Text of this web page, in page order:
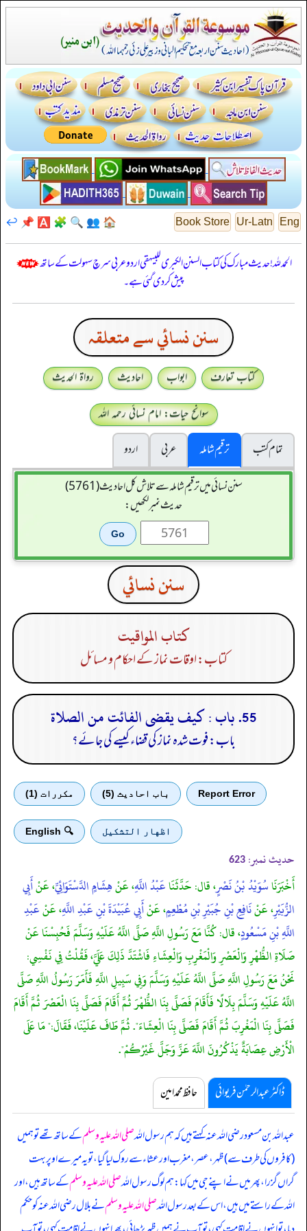
Eng
Ur-Latn
Book Store
🏠
👥
🔍
🧩
🅰️
📌
↩️
الحمدللہ! حدیث مبارک کی کتاب السنن الكبرى للبيهقي اردو عربی سرچ سہولت کے ساتھ
پیش کر دی گئی ہے۔
سنن نسائي سے متعلقہ
کتاب تعارف ابواب احادیث
رواۃ الحدیث
سوانح حیات: امام نسائی رحمہ اللہ
تمام کتب
ترقیم شاملہ عربی
اردو
سنن نسائی میں ترقیم شاملہ سے تلاش کل احادیث (5761)
حدیث نمبر لکھیں:
سنن نسائي
كتاب المواقيت
کتاب: اوقات نماز کے احکام و مسائل
55. باب : كيف يقضى الفائت من الصلاة
باب: فوت شدہ نماز کی قضاء کیسے کی جائے؟
Report Error باب احادیث (5) مكررات (1)
اظهار التشكيل 🔍 English
حدیث نمبر: 623
أَخْبَرَنَاسُوَيْدُ بْنُ نَصْرٍ، قال: حَدَّثَنَاعَبْدُ اللَّهِ، عَنْهِشَامٍ الدَّسْتَوَائِيِّ، عَنْأَبِي
الزُّبَيْرِ، عَنْنَافِعِ بْنِ جُبَيْرِ بْنِ مُطْعِمٍ، عَنْأَبِي عُبَيْدَةَ بْنِ عَبْدِ اللَّهِ، عَنْعَبْدِ
اللَّهِ بْنِ مَسْعُودٍ، قال: كُنَّا مَعَ رَسُولِ اللَّهِ صَلَّى اللَّهُ عَلَيْهِ وَسَلَّمَ فَحُبِسْنَا عَنْ
صَلَاةِ الظُّهْرِ وَالْعَصْرِ وَالْمَغْرِبِ وَالْعِشَاءِ فَاشْتَدَّ ذَلِكَ عَلَيَّ، فَقُلْتُ فِي نَفْسِي:
نَحْنُ مَعَ رَسُولِ اللَّهِ صَلَّى اللَّهُ عَلَيْهِ وَسَلَّمَ وَفِي سَبِيلِ اللَّهِ فَأَمَرَ رَسُولُ اللَّهِ صَلَّى
اللَّهُ عَلَيْهِ وَسَلَّمَ بِلَالًا فَأَقَامَ فَصَلَّى بِنَا الظُّهْرَ ثُمَّ أَقَامَ فَصَلَّى بِنَا الْعَصْرَ ثُمَّ أَقَامَ
فَصَلَّى بِنَا الْمَغْرِبَ ثُمَّ أَقَامَ فَصَلَّى بِنَا الْعِشَاءَ". ثُمَّ طَافَ عَلَيْنَا، فَقَالَ:" مَا عَلَى
الْأَرْضِ عِصَابَةٌ يَذْكُرُونَ اللَّهَ عَزَّ وَجَلَّ غَيْرُكُمْ".
ڈاکٹر عبدالرحمٰن فریوائی حافظ محمد امین
عبداللہ بن مسعود رضی اللہ عنہ کہتے ہیں کہہم رسول اللہصلی اللہ علیہ وسلمکے ساتھ تھے تو ہمیں
(کافروں کی طرف سے) ظہر، عصر، مغرب اور عشاء سے روک لیا گیا، تو یہ میرے اوپر بہت
گراں گزرا، پھر میں نے اپنے جی میں کہا: ہم لوگ رسول اللہصلی اللہ علیہ وسلمکے ساتھ ہیں، اور
اللہ کے راستے میں ہیں، اس کے بعد رسول اللہصلی اللہ علیہ وسلمنے بلال رضی اللہ عنہ کو حکم